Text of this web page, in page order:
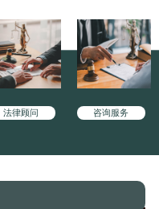
法律顾问 咨询服务